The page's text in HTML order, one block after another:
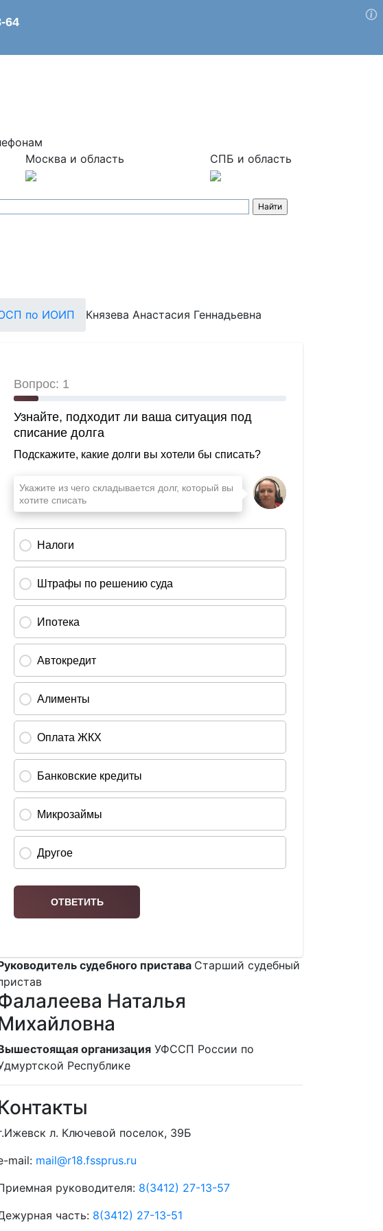
Москва и область СПБ и область
по ИОИП Князева Анастасия Геннадьевна
судебного пристава Старший судебный
Наталья
организация УФССП России по
Республике
л. Ключевой поселок, 39Б
mail: mail@r18.fssprus.ru
руководителя: 8(3412) 27-13-57
часть: 8(3412) 27-13-51